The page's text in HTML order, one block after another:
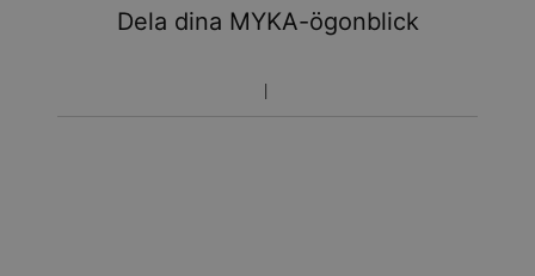
Dela dina MYKA-ögonblick